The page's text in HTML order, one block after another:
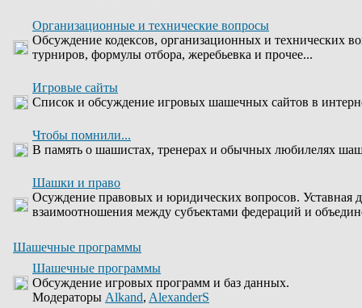
Организационные и технические вопросы
Обсуждение кодексов, организационных и технических
турниров, формулы отбора, жеребьевка и прочее...
Игровые сайты
Список и обсуждение игровых шашечных сайтов в
Чтобы помнили...
В память о шашистах, тренерах и обычных любилелях
Шашки и право
Осуждение правовых и юридических вопросов. Уставная
взаимоотношения между субъектами федераций и
Шашечные программы
Шашечные программы
Обсуждение игровых программ и баз данных.
Модераторы Alkand, AlexanderS